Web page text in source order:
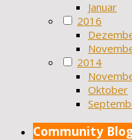
Januar
2016
2014
Oktober
Community